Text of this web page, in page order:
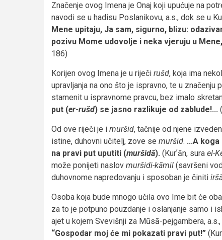
Značenje ovog Imena je Onaj koji upućuje na
navodi se u hadisu Poslanikovu, a.s., dok se u
Mene upitaju, Ja sam, sigurno, blizu:
pozivu Mome udovolje i neka vjeruju u
186)
Korijen ovog Imena je u riječi rušd, koja ima
upravljanja na ono što je ispravno, te u
stamenit u ispravnome pravcu, bez imalo
put (er-rušd) se jasno razlikuje od zablude!...
Od ove riječi je i muršid, tačnije od njene
istine, duhovni učitelj, zove se muršid. ...A
na pravi put uputiti (muršidā). (Kurʼān, sura el-
može ponijeti naslov muršidi-kāmil (savršeni
duhovnome napredovanju i sposoban je činiti
Osoba koja bude mnogo učila ovo Ime bit će
za to je potpuno pouzdanje i oslanjanje samo i
ajet u kojem Svevišnji za Mūsā-pejgambera, a.s.,
“Gospodar moj će mi pokazati pravi put!”